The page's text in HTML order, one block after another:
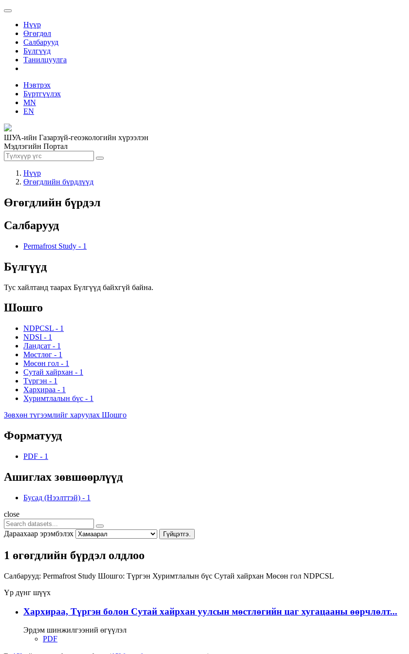
Нүүр
Өгөгдөл
Салбарууд
Бүлгүүд
Танилцуулга
Нэвтрэх
Бүртгүүлэх
MN
EN
ШУА-ийн Газарзүй-геоэкологийн хүрээлэн
Мэдлэгийн Портал
Нүүр
Өгөгдлийн бүрдлүүд
Өгөгдлийн бүрдэл
Салбарууд
Permafrost Study - 1
Бүлгүүд
Тус хайлтанд таарах Бүлгүүд байхгүй байна.
Шошго
NDPCSL - 1
NDSI - 1
Ландсат - 1
Мөстлөг - 1
Мөсөн гол - 1
Сутай хайрхан - 1
Түргэн - 1
Хархираа - 1
Хуримтлалын бүс - 1
Зөвхөн түгээмлийг харуулах Шошго
Форматууд
PDF - 1
Ашиглах зөвшөөрлүүд
Бусад (Нээлттэй) - 1
close
Дараахаар эрэмбэлэх Гүйцэтгэ.
1 өгөгдлийн бүрдэл олдлоо
Салбарууд: Permafrost Study Шошго: Түргэн Хуримтлалын бүс Сутай хайрхан Мөсөн гол NDPCSL
Үр дүнг шүүх
Хархираа, Түргэн болон Сутай хайрхан уулсын мөстлөгийн цаг хугацааны өөрчлөлт...
Эрдэм шинжилгээний өгүүлэл
PDF